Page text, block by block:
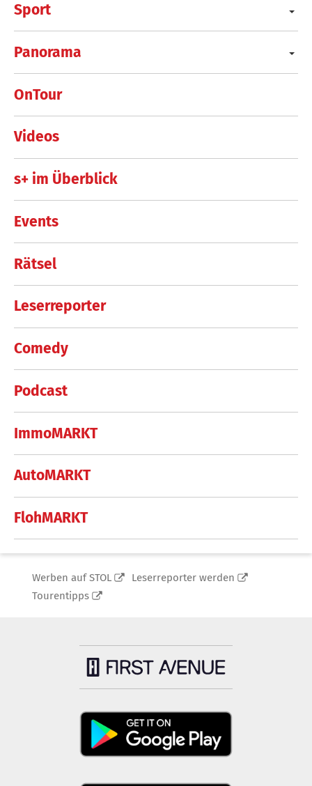
Sport
Panorama
OnTour
Videos
s+ im Überblick
Events
Rätsel
Leserreporter
Comedy
Podcast
ImmoMARKT
AutoMARKT
FlohMARKT
Werben auf STOL
Leserreporter werden
Tourentipps